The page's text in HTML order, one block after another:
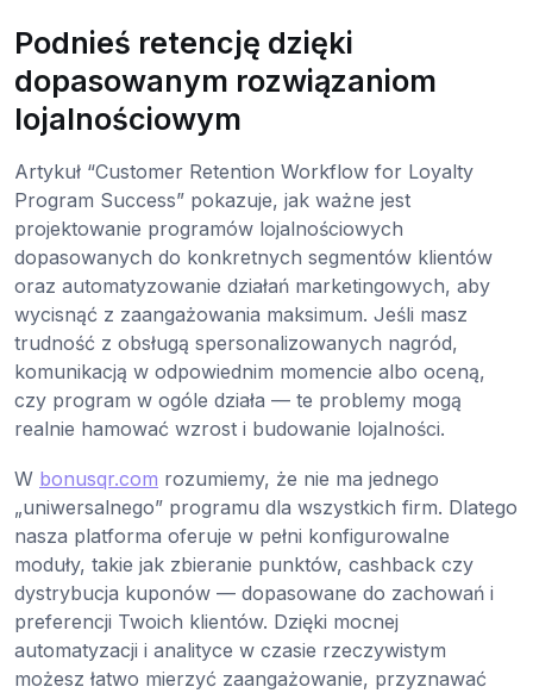
Podnieś retencję dzięki
dopasowanym rozwiązaniom
lojalnościowym
Artykuł “Customer Retention Workflow for Loyalty
Program Success” pokazuje, jak ważne jest
projektowanie programów lojalnościowych
dopasowanych do konkretnych segmentów klientów
oraz automatyzowanie działań marketingowych, aby
wycisnąć z zaangażowania maksimum. Jeśli masz
trudność z obsługą spersonalizowanych nagród,
komunikacją w odpowiednim momencie albo oceną,
czy program w ogóle działa — te problemy mogą
realnie hamować wzrost i budowanie lojalności.
W bonusqr.com rozumiemy, że nie ma jednego
„uniwersalnego” programu dla wszystkich firm. Dlatego
nasza platforma oferuje w pełni konfigurowalne
moduły, takie jak zbieranie punktów, cashback czy
dystrybucja kuponów — dopasowane do zachowań i
preferencji Twoich klientów. Dzięki mocnej
automatyzacji i analityce w czasie rzeczywistym
możesz łatwo mierzyć zaangażowanie, przyznawać